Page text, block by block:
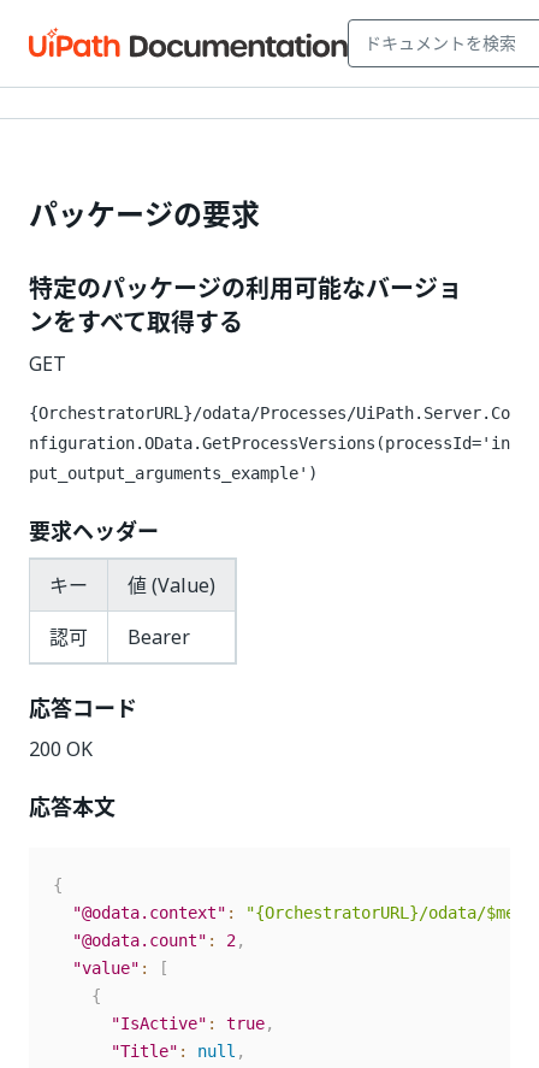
パッケージの要求
特定のパッケージの利用可能なバージョ
ンをすべて取得する
GET
{OrchestratorURL}/odata/Processes/UiPath.Server.Co
nfiguration.OData.GetProcessVersions(processId='in
put_output_arguments_example')
要求ヘッダー
キー
値 (Value)
認可
Bearer
応答コード
200 OK
応答本文
{
"@odata.context" :
"{OrchestratorURL}/odata/
"@odata.count" : 2,
"value" :
[
{
"IsActive" : true,
"Title" : null ,